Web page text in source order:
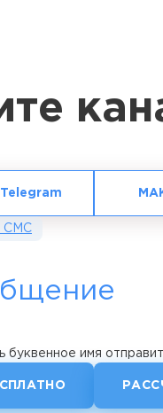
Telegram
СМС
буквенное имя